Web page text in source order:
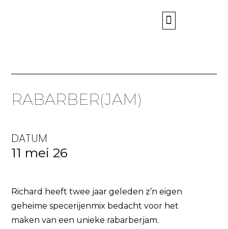
RABARBER(JAM)
DATUM
11 mei 26
Richard heeft twee jaar geleden z’n eigen
geheime specerijenmix bedacht voor het
maken van een unieke rabarberjam.